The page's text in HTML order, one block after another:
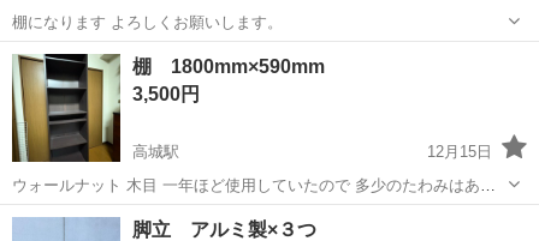
棚になります よろしくお願いします。
大分 大分市
よろしくお願いします
棚 1800mm×590mm
3,500円
高城駅
12月15日
ウォールナット 木目 一年ほど使用していたので 多少のたわみはあり
ます。 半分に分割して運べます。
大分 大分市 高城駅 オフィス用家具
脚立 アルミ製×３つ